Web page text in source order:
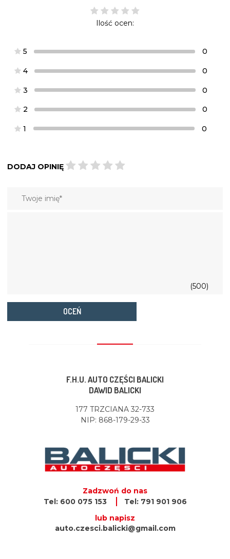
Ilość ocen:
5 0
4 0
3 0
2 0
1 0
DODAJ OPINIĘ
(500)
OCEŃ
F.H.U. AUTO CZĘŚCI BALICKI
DAWID BALICKI
177 TRZCIANA 32-733
NIP: 868-179-29-33
Zadzwoń do nas
Tel: 600 075 153
Tel: 791 901 906
lub napisz
auto.czesci.balicki@gmail.com